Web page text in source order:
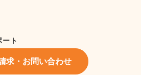
ート
求・お問い合わせ